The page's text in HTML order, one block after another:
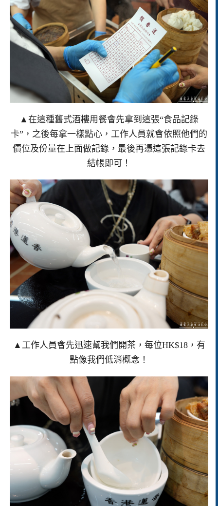
▲在這種舊式酒樓用餐會先拿到這張“食品記錄
卡”，之後每拿一樣點心，工作人員就會依照他們的
價位及份量在上面做記錄，最後再憑這張記錄卡去
結帳即可！
▲工作人員會先迅速幫我們開茶，每位HK$18，有
點像我們低消概念！